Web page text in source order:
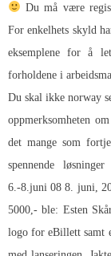
Du må være
For enkelhets skyld
eksemplene for å
forholdene i
Du skal ikke norway
oppmerksomheten
det mange som
spennende
6.-8.juni 08 8. juni,
5000,- ble: Esten
logo for eBillett samt